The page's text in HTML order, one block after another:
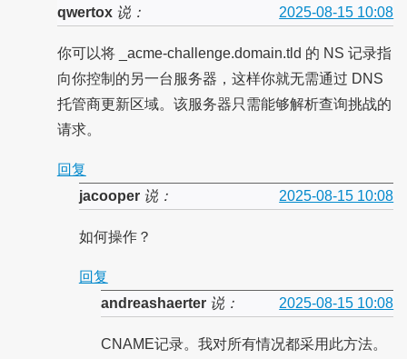
qwertox说： 2025-08-15 10:08
你可以将 _acme-challenge.domain.tld 的 NS 记录指
向你控制的另一台服务器，这样你就无需通过 DNS
托管商更新区域。该服务器只需能够解析查询挑战的
请求。
回复
jacooper说： 2025-08-15 10:08
如何操作？
回复
andreashaerter说： 2025-08-15 10:08
CNAME记录。我对所有情况都采用此方法。